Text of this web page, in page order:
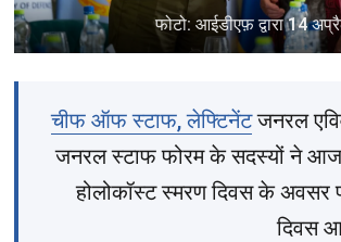
फोटो: आईडीएफ़ द्वारा 14
चीफ ऑफ स्टाफ, लेफ्टिनेंटजनरल
जनरल स्टाफ फोरम के सदस्यों ने आज
होलोकॉस्ट स्मरण दिवस के अवसर
दिवस